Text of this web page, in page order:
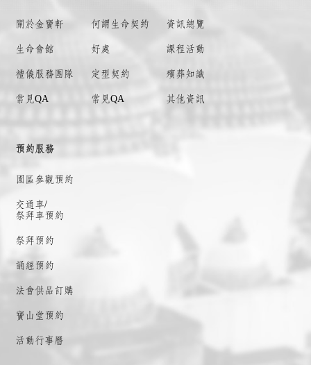
關於金寶軒
生命會館
禮儀服務團隊
常見QA
何謂 生命契約
好處
定型契約
常見QA
資訊總覽
課程活動
殯葬知識
其他資訊
預約服務
園區參觀預約
交通車/
祭拜車預約
祭拜預約
誦經預約
法會供品訂購
寶山堂預約
活動行事曆